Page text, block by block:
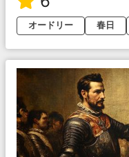
オードリー
春日